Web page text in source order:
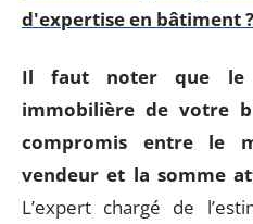
d'expertise en bâtiment ?
Il faut noter que le
immobilière de votre
compromis entre le
vendeur et la somme
L’expert chargé de